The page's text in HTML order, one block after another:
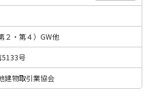
２・第４）GW他
5133号
建物取引業協会